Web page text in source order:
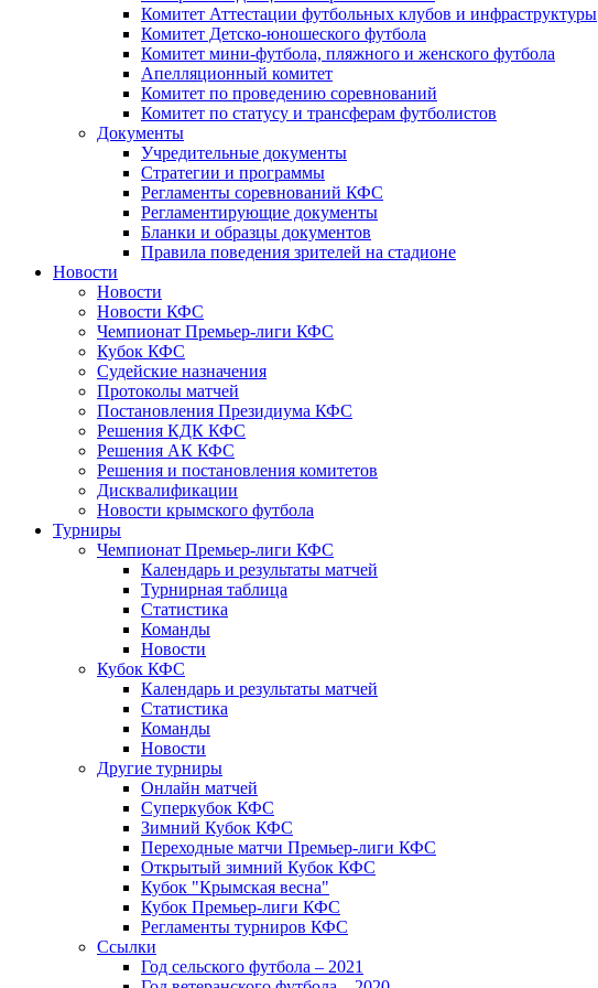
Комитет Аттестации футбольных клубов и инфраструктуры
Комитет Детско-юношеского футбола
Комитет мини-футбола, пляжного и женского футбола
Апелляционный комитет
Комитет по проведению соревнований
Комитет по статусу и трансферам футболистов
Документы
Учредительные документы
Стратегии и программы
Регламенты соревнований КФС
Регламентирующие документы
Бланки и образцы документов
Правила поведения зрителей на стадионе
Новости
Новости
Новости КФС
Чемпионат Премьер-лиги КФС
Кубок КФС
Судейские назначения
Протоколы матчей
Постановления Президиума КФС
Решения КДК КФС
Решения АК КФС
Решения и постановления комитетов
Дисквалификации
Новости крымского футбола
Турниры
Чемпионат Премьер-лиги КФС
Календарь и результаты матчей
Турнирная таблица
Статистика
Команды
Новости
Кубок КФС
Календарь и результаты матчей
Статистика
Команды
Новости
Другие турниры
Онлайн матчей
Суперкубок КФС
Зимний Кубок КФС
Переходные матчи Премьер-лиги КФС
Открытый зимний Кубок КФС
Кубок "Крымская весна"
Кубок Премьер-лиги КФС
Регламенты турниров КФС
Ссылки
Год сельского футбола – 2021